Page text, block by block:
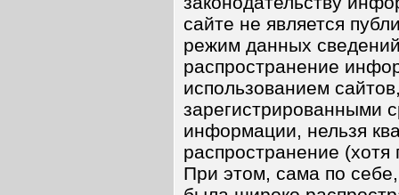
сайте не является
режим данных
распространение
использованием
зарегистрированными
информации, нельзя
распространение (хотя
При этом, сама по